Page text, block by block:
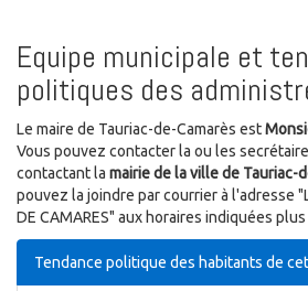
Equipe municipale et
politiques des
Le maire de Tauriac-de-Camarès est
Vous pouvez contacter la ou les
contactant la mairie de la ville de Tauriac-
pouvez la joindre par courrier à l'adresse
DE CAMARES" aux horaires indiquées plus
Tendance politique des habitants de